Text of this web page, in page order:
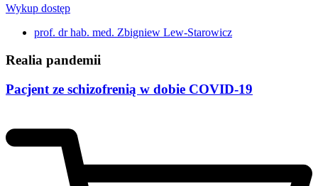
Wykup dostęp
prof. dr hab. med. Zbigniew Lew-Starowicz
Realia pandemii
Pacjent ze schizofrenią w dobie COVID-19